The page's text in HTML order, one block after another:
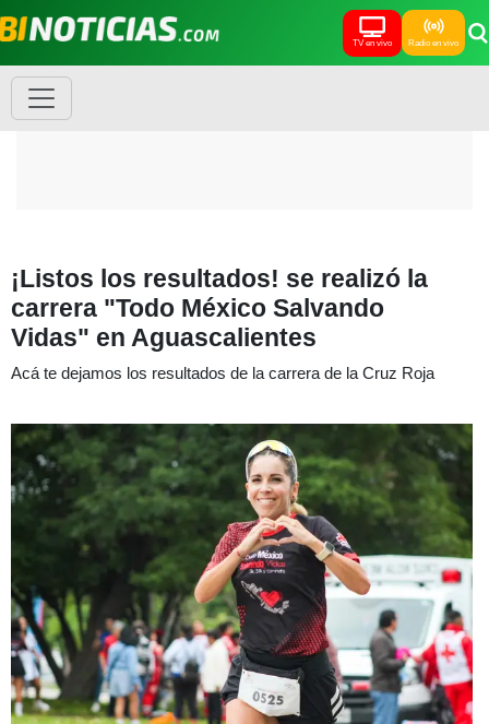
TV en vivo Radio en vivo
¡Listos los resultados! se realizó la
carrera "Todo México Salvando
Vidas" en Aguascalientes
Acá te dejamos los resultados de la carrera de la Cruz Roja